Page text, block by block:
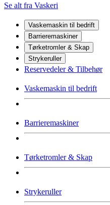
Se alt fra Vaskeri
Vaskemaskin til bedrift
Barrieremaskiner
Tørketromler & Skap
Strykeruller
Reservedeler & Tilbehør
Vaskemaskin til bedrift
Barrieremaskiner
Tørketromler & Skap
Strykeruller